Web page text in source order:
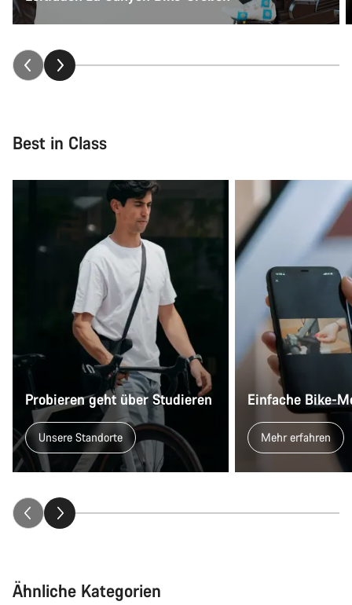
Best in Class
Probieren geht über Studieren
Unsere Standorte
Einfache Bike-
Mehr erfahren
Ähnliche Kategorien